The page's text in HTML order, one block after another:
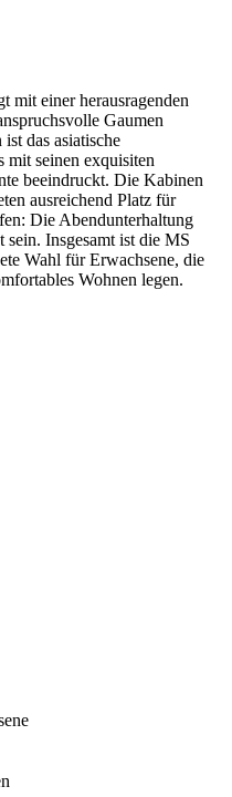
mit einer herausragenden
Gaumen
das asiatische
mit seinen exquisiten
beeindruckt. Die Kabinen
ausreichend Platz für
Die Abendunterhaltung
sein. Insgesamt ist die MS
Wahl für Erwachsene, die
Wohnen legen.